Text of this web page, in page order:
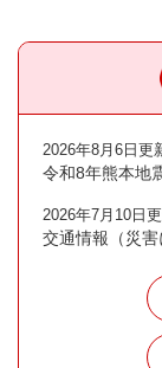
2026年8月6日更
令和8年熊本地
2026年7月10日
交通情報（災